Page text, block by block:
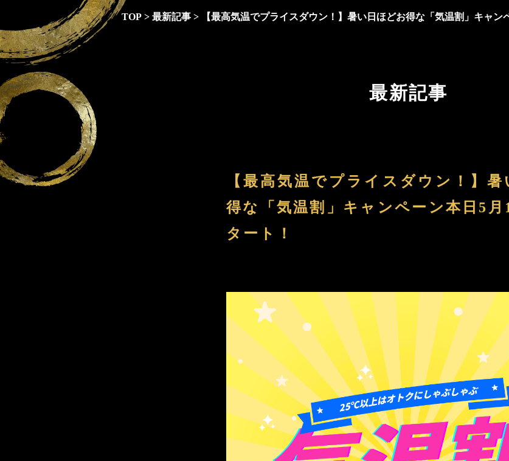
TOP > 最新記事 > 【最高気温でプライスダウン！】暑い日ほどお得な「気温割」キャン
最新記事
【最高気温でプライスダウン！】暑
得な「気温割」キャンペーン本日5月
タート！